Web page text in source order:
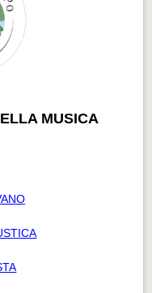
MUSICA